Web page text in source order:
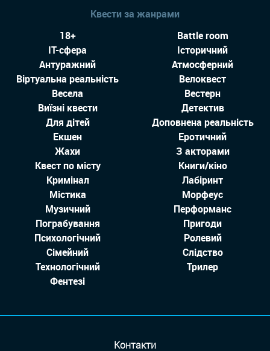
Квести за жанрами
18+
Battle room
IT-сфера
Історичний
Антуражний
Атмосферний
Віртуальна реальність
Велоквест
Весела
Вестерн
Виїзні квести
Детектив
Для дітей
Доповнена реальність
Екшен
Еротичний
Жахи
З акторами
Квест по місту
Книги/кіно
Кримінал
Лабіринт
Містика
Морфеус
Музичний
Перформанс
Пограбування
Пригоди
Психологічний
Ролевий
Сімейний
Слідство
Технологiчний
Трилер
Фентезі
Контакти